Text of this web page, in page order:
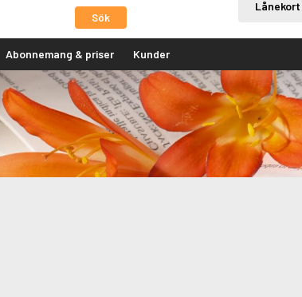
Sök
Lånekort
Abonnemang & priser Kunder